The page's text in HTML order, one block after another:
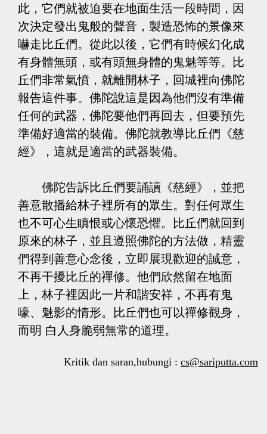
此，它們就被迫要在地面生活一段時間，因
次決定發出鬼般的聲音，製造恐怖的景像來
嚇走比丘們。從此以後，它們有時候幻化成
有身體無頭，或有頭無身體的鬼魅等等。比
丘們非常氣憤，就離開林子，回城裡向佛陀
報告這件事。佛陀說這是因為他們沒有準備
任何的武器，佛陀要他們再回去，但要預先
準備好適當的裝備。佛陀就教導比丘們《慈
經》，這就是適當的武器裝備。
佛陀告訴比丘們要誦讀《慈經》，並把
善意散播給林子裡所有的眾生。對任何眾生
也不可心生瞋恨或心懷恐懼。比丘們就回到
原來的林子，並且遵照佛陀的方法做，精靈
們得到善意心念後，立即展現歡迎的誠意，
不再干擾比丘的禪修。他們欣然留在地面
上，林子裡因此一片和諧安祥，不再有鬼
嚎、魅影的情形。比丘們也可以禪修觀身，
而明 白人身脆弱無常的道理。
Kritik dan saran,hubungi : cs@sariputta.com